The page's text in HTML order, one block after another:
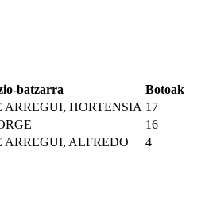
batzarra
Botoak
HORTENSIA 17
16
ARREGUI, ALFREDO
4